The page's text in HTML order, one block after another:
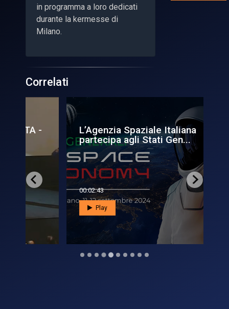
in programma a loro dedicati
durante la kermesse di
Milano.
Correlati
L’Agenzia Spaziale Italiana
partecipa agli Stati Gen...
00:02:43